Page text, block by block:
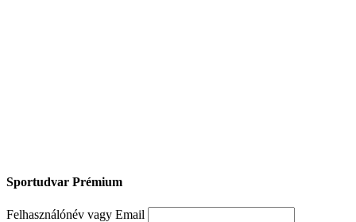
Sportudvar Prémium
Felhasználónév vagy Email